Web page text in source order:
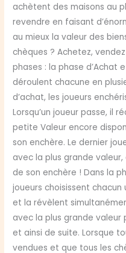
achètent des maisons au
revendre en faisant
au mieux la valeur des
chèques ? Achetez,
phases : la phase d’Achat
déroulent chacune en
d’achat, les joueurs
Lorsqu’un joueur passe, il
petite Valeur encore
son enchère. Le dernier
avec la plus grande
de son enchère ! Dans la
joueurs choisissent
et la révèlent
avec la plus grande valeur
et ainsi de suite. Lorsque
vendues et que tous les